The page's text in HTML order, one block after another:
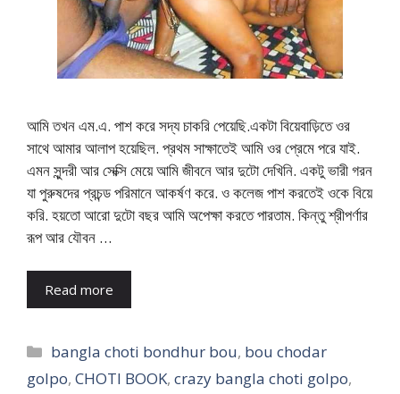
আমি তখন এম.এ. পাশ করে সদ্য চাকরি পেয়েছি.একটা বিয়েবাড়িতে ওর
সাথে আমার আলাপ হয়েছিল. প্রথম সাক্ষাতেই আমি ওর প্রেমে পরে যাই.
এমন সুন্দরী আর সেক্সি মেয়ে আমি জীবনে আর দুটো দেখিনি. একটু ভারী গরন
যা পুরুষদের প্রচন্ড পরিমানে আকর্ষণ করে. ও কলেজ পাশ করতেই ওকে বিয়ে
করি. হয়তো আরো দুটো বছর আমি অপেক্ষা করতে পারতাম. কিন্তু শ্রীপর্ণার
রূপ আর যৌবন …
Read more
Categories
bangla choti bondhur bou, bou chodar
golpo, CHOTI BOOK, crazy bangla choti golpo,